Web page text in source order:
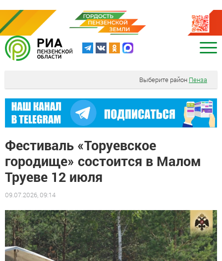
Выберите район Пенза
Фестиваль «Торуевское
городище» состоится в Малом
Труеве 12 июля
09.07.2026, 09:14